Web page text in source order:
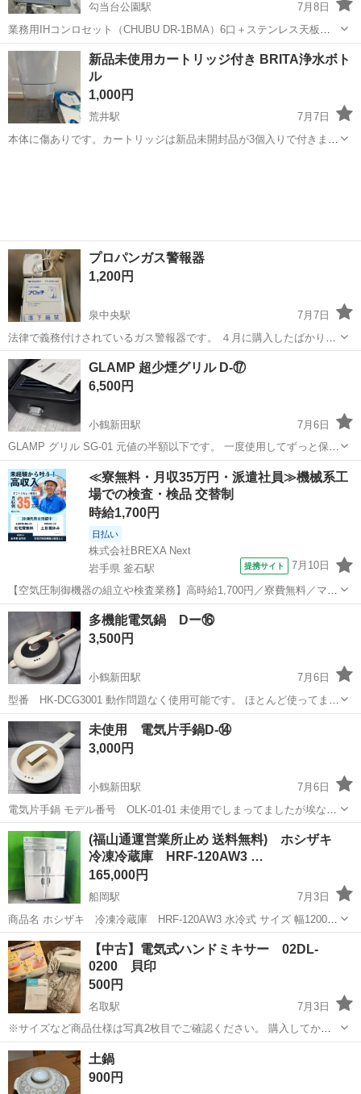
勾当台公園駅
7月8日
業務用IHコンロセット（CHUBU DR-1BMA）6口＋ステンレス天板付
き 業務用IHコンロ6台と専用ステンレス天板のセットです。 【商品内
容】 * CHUBU ビルトインIHコンロ DR-1BMA × 6台 * ス...
宮城 仙台市 勾当台公園駅 キッチン家電
新品未使用カートリッジ付き BRITA浄水ボト
ル
1,000円
荒井駅
7月7日
本体に傷ありです。カートリッジは新品未開封品が3個入りで付きま
プロパンガス警報器
1,200円
泉中央駅
7月7日
法律で義務付けされているガス警報器です。 ４月に購入したばかりで
2031年まで使用できます。 引越しのため出品します。
宮城 仙台市 泉中央駅 キッチン家電
GLAMP 超少煙グリル D-⑰
6,500円
小鶴新田駅
7月6日
GLAMP グリル SG-01 元値の半額以下です。 一度使用してずっと保管
してたものです。
宮城 仙台市 小鶴新田駅 キッチン家電
≪寮無料・月収35万円・派遣社員≫機械系工
場での検査・検品 交替制
時給1,700円
日払い
株式会社BREXA Next
岩手県 釜石駅
提携サイト 7月10日
【空気圧制御機器の組立や検査業務】高時給1,700円／寮費無料／マイ
カー通勤OK＆工場敷地内に無料駐車場あり 人気の工場のお仕事 ◇空
気圧制御機器（シリンダ、バルブ等）の製造・組立、検査、梱包、入
出荷業務◇ ＊大手メーカー...
岩手 釜石市 釜石駅 その他
多機能電気鍋 Dー⑯
3,500円
小鶴新田駅
7月6日
型番 HK-DCG3001 動作問題なく使用可能です。 ほとんど使ってませ
ん。 写真のものが全てです。
宮城 仙台市 小鶴新田駅 キッチン家電
未使用 電気片手鍋D-⑭
3,000円
小鶴新田駅
7月6日
電気片手鍋 モデル番号 OLK-01-01 未使用でしまってましたが埃など
の汚れなどは拭き取りました。
宮城 仙台市 小鶴新田駅 キッチン家電
(福山通運営業所止め 送料無料) ホシザキ
冷凍冷蔵庫 HRF-120AW3 …
165,000円
船岡駅
7月3日
商品名 ホシザキ 冷凍冷蔵庫 HRF-120AW3 水冷式 サイズ 幅1200×
奥行800×高さ1910mm 重量 147Kg 管理ナンバー C-1624 商品状態 中
古品 特徴/コメン...
宮城 柴田郡 船岡駅 キッチン家電
【中古】電気式ハンドミキサー 02DL-
0200 貝印
500円
名取駅
7月3日
※サイズなど商品仕様は写真2枚目でご確認ください。 購入してから
10年ほど経っていますが、つい最近まで使っておりまだまだ現役で
す。 普段お菓子作りに使用していて、少し砂糖の匂いがしますがきち
宮城 名取市 名取駅
土鍋
900円